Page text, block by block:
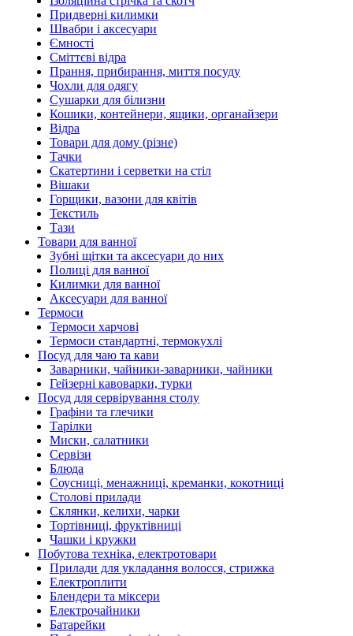
Придверні килимки
Швабри і аксесуари
Ємності
Сміттєві відра
Прання, прибирання, миття посуду
Чохли для одягу
Сушарки для білизни
Кошики, контейнери, ящики, органайзери
Відра
Товари для дому (різне)
Тачки
Скатертини і серветки на стіл
Вішаки
Горщики, вазони для квітів
Текстиль
Тази
Товари для ванної
Зубні щітки та аксесуари до них
Полиці для ванної
Килимки для ванної
Аксесуари для ванної
Термоси
Термоси харчові
Термоси стандартні, термокухлі
Посуд для чаю та кави
Заварники, чайники-заварники, чайники
Гейзерні кавоварки, турки
Посуд для сервірування столу
Графіни та глечики
Тарілки
Миски, салатники
Сервізи
Блюда
Соусниці, менажниці, креманки, кокотниці
Столові прилади
Склянки, келихи, чарки
Тортівниці, фруктівниці
Чашки і кружки
Побутова техніка, електротовари
Прилади для укладання волосся, стрижка
Електроплити
Блендери та міксери
Електрочайники
Батарейки